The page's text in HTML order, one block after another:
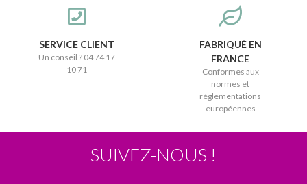
SERVICE CLIENT
Un conseil ? 04 74 17
10 71
FABRIQUÉ EN
FRANCE
Conformes aux
normes et
réglementations
européennes
SUIVEZ-NOUS !